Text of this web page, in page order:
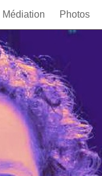
Médiation Photos